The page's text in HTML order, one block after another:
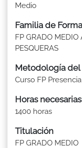
Medio
Familia de
FP GRADO
PESQUERAS
Metodología del
Curso FP
Horas necesarias
1400 horas
Titulación
FP GRADO MEDIO